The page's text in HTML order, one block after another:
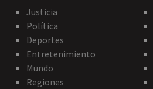
Justicia
Política
Deportes
Entretenimiento
Mundo
Regiones